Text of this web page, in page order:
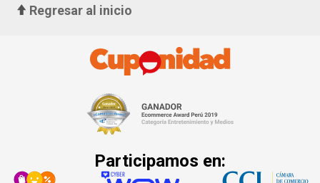
Regresar al inicio
Participamos en: